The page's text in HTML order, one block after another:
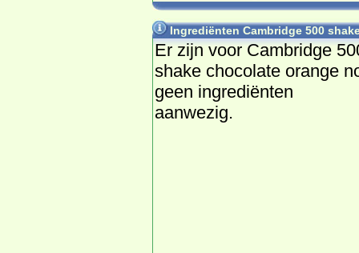
Ingrediënten Cambridge 500
Er zijn voor Cambridge
shake chocolate orange
geen ingrediënten
aanwezig.